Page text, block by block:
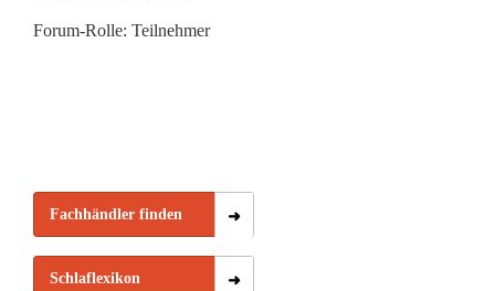
Forum-Rolle: Teilnehmer
Fachhändler finden
Schlaflexikon